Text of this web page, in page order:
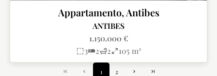
Appartamento, Antibes
ANTIBES
1.150.000 €
3
2 2 105 m²
1 2